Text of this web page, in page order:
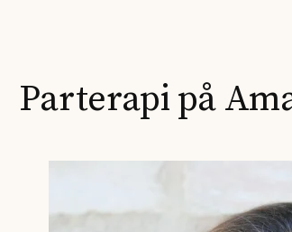
Parterapi på